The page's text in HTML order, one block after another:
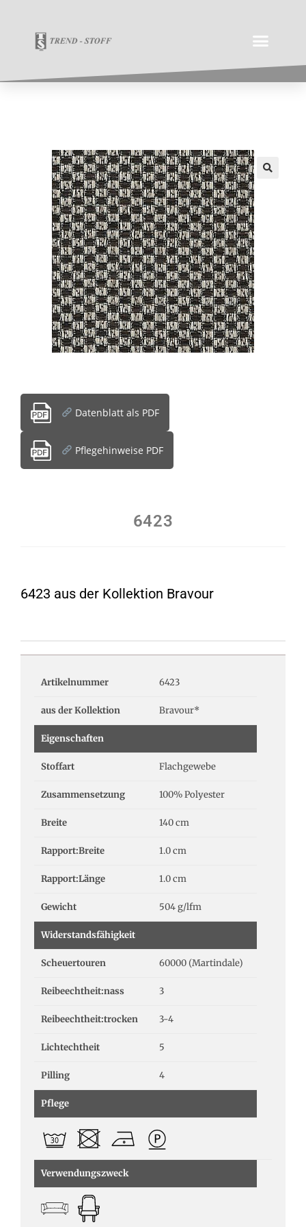
Datenblatt als PDF
Pflegehinweise PDF
6423
6423 aus der Kollektion Bravour
Artikelnummer 6423
aus der Kollektion Bravour*
Eigenschaften
Stoffart Flachgewebe
Zusammensetzung 100% Polyester
Breite 140 cm
Rapport:Breite 1.0 cm
Rapport:Länge 1.0 cm
Gewicht 504 g/lfm
Widerstandsfähigkeit
Scheuertouren 60000 (Martindale)
Reibeechtheit:nass 3
Reibeechtheit:trocken 3-4
Lichtechtheit 5
Pilling 4
Pflege
Verwendungszweck